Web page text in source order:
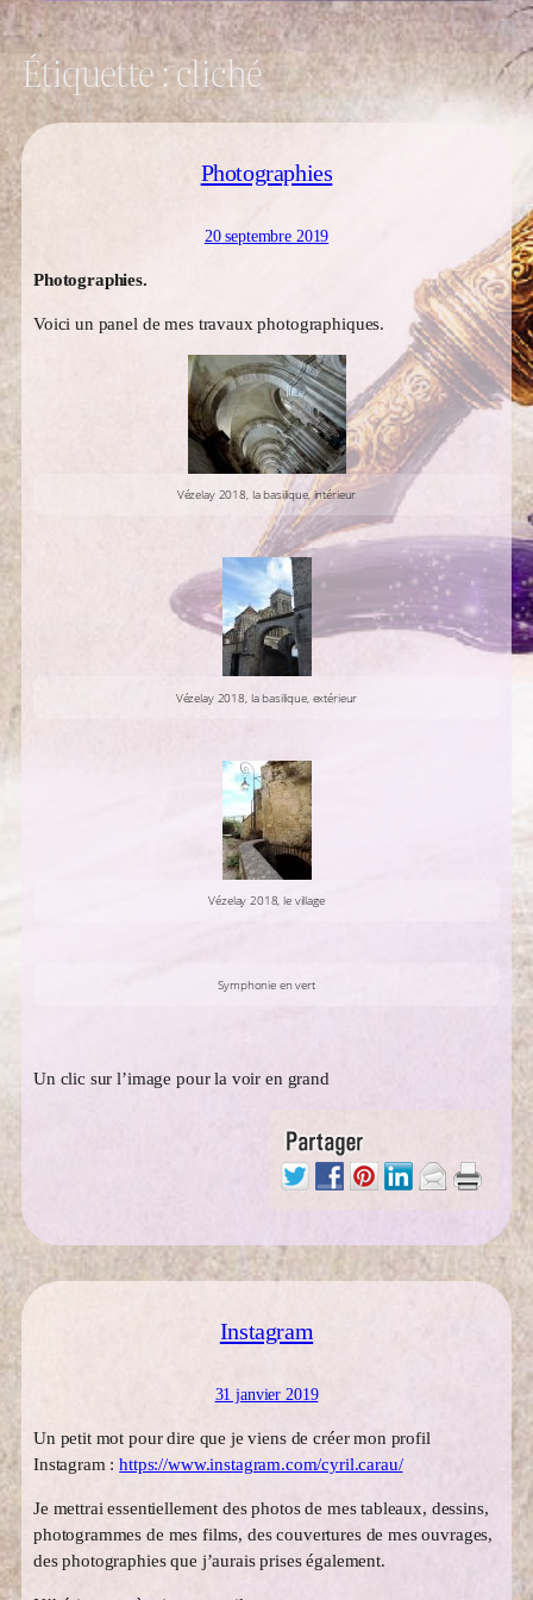
Étiquette :cliché
Photographies
20 septembre 2019
Photographies.
Voici un panel de mes travaux photographiques.
Vézelay 2018, la basilique, intérieur
Vézelay 2018, la basilique, extérieur
Vézelay 2018, le village
Symphonie en vert
Un clic sur l’image pour la voir en grand
Instagram
31 janvier 2019
Un petit mot pour dire que je viens de créer mon profil
Instagram :https://www.instagram.com/cyril.carau/
Je mettrai essentiellement des photos de mes tableaux, dessins,
photogrammes de mes films, des couvertures de mes ouvrages,
des photographies que j’aurais prises également.